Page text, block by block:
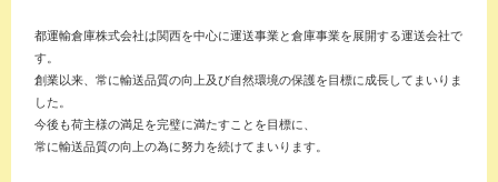
都運輸倉庫株式会社は関西を中心に運送事業と倉庫事業を展開する運送会社で
す。
創業以来、常に輸送品質の向上及び自然環境の保護を目標に成長してまいりま
した。
今後も荷主様の満足を完璧に満たすことを目標に、
常に輸送品質の向上の為に努力を続けてまいります。